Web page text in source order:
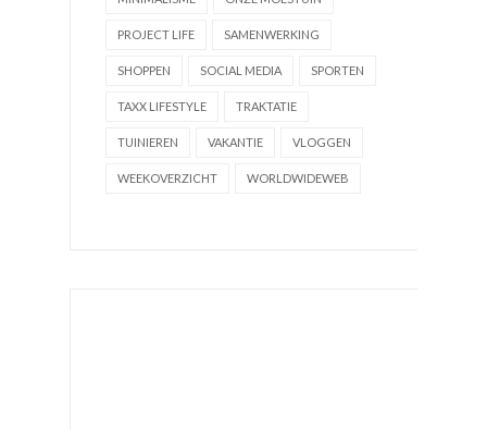
PROJECT LIFE SAMENWERKING
SHOPPEN SOCIAL MEDIA SPORTEN
TAXX LIFESTYLE TRAKTATIE
TUINIEREN VAKANTIE VLOGGEN
WEEKOVERZICHT WORLDWIDEWEB